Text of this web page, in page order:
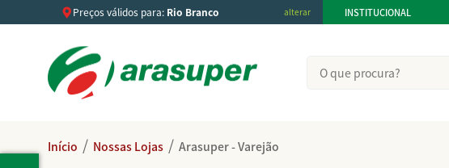
Preços válidos para: Rio Branco alterar INSTITUCIONAL
Início / Nossas Lojas / Arasuper - Varejão